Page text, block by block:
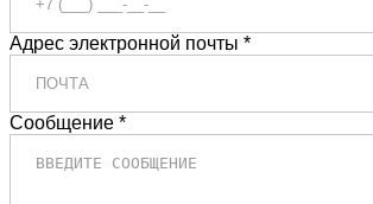
Адрес электронной почты *
Сообщение *